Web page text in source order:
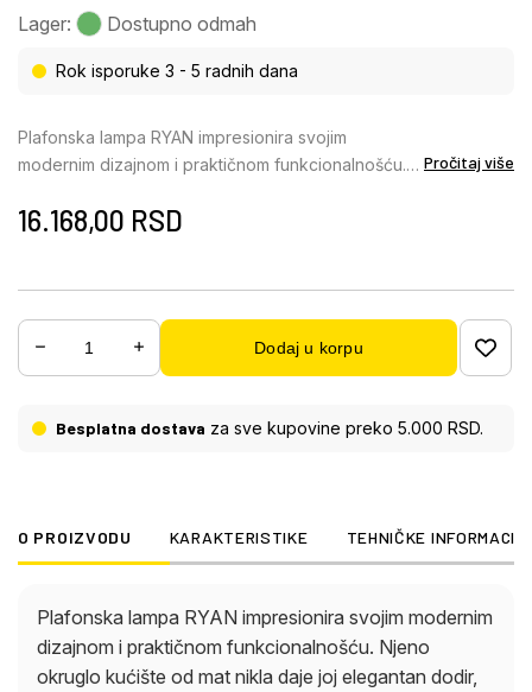
Lager:
Dostupno odmah
Rok isporuke 3 - 5 radnih dana
Plafonska lampa RYAN impresionira svojim
modernim dizajnom i praktičnom funkcionalnošću.
elegantan dodir, dok devet tankih, cilindričnih
harmonično postavljeni u okruglom rasporedu, što
lampi daje privlačnu estetiku. RYAN je odlična za
upotrebu u velikim dnevnim boravcima kao što su
dizajn čine ih bezvremenskim elementom koji se
idealno rešenje za osvetljenje svake prostorije
Pročitaj više
16.168,00 RSD
Dodaj u korpu
Besplatna dostava za sve kupovine preko 5.000 RSD.
O PROIZVODU KARAKTERISTIKE TEHNIČKE
Plafonska lampa RYAN impresionira svojim modernim
dizajnom i praktičnom funkcionalnošću. Njeno
okruglo kućište od mat nikla daje joj elegantan dodir,